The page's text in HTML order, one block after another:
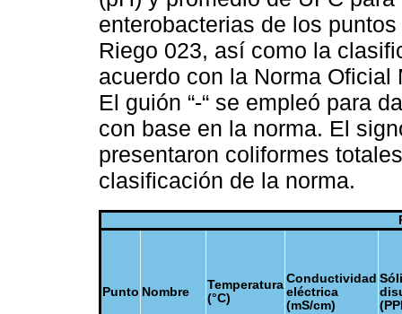
enterobacterias de los
Riego 023, así como la
acuerdo con la Norma
El guión “-“ se empleó para
con base en la norma. El
presentaron coliformes
clasificación de la norma.
Punto Nombre
Temperatura
(°C)
Conductividad
eléctrica
(mS/cm)